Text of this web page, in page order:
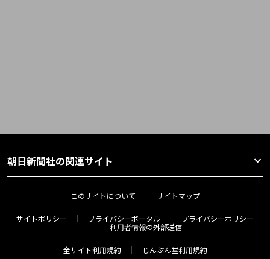
朝日新聞社の関連サイト
このサイトについて サイトマップ
サイトポリシー プライバシーポータル
プライバシーポリシー
利用者情報の外部送信
全サイト利用規約 じんぶん堂利用規約